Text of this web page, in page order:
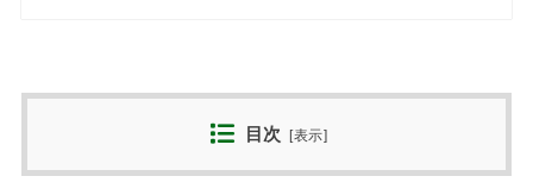
目次 [表示]